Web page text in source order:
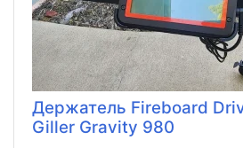
Держатель Fireboard
Giller Gravity 980